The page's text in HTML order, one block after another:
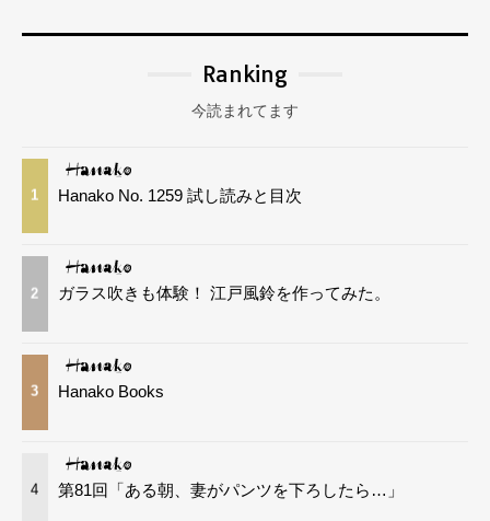
Ranking
今読まれてます
1 Hanako No. 1259 試し読みと目次
2 ガラス吹きも体験！ 江戸風鈴を作ってみた。
3 Hanako Books
4 第81回「ある朝、妻がパンツを下ろしたら…」